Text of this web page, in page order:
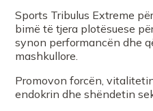
Sports Tribulus Extreme
bimë të tjera plotësuese
synon performancën dhe
mashkullore.
Promovon forcën,
endokrin dhe shëndetin